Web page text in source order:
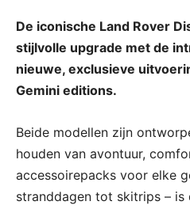
De iconische Land Rover
stijlvolle upgrade met de
nieuwe, exclusieve
Gemini editions.
Beide modellen zijn
houden van avontuur,
accessoirepacks voor elke
stranddagen tot skitrips –